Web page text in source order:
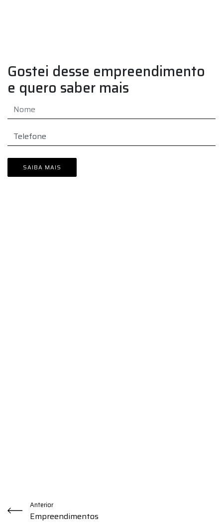
Gostei desse empreendimento
e quero saber mais
Anterior
Empreendimentos